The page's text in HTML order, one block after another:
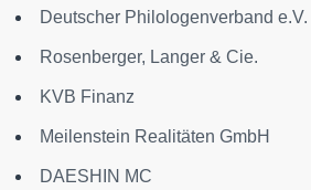
Deutscher Philologenverband e.V.
Rosenberger, Langer & Cie.
KVB Finanz
Meilenstein Realitäten GmbH
DAESHIN MC